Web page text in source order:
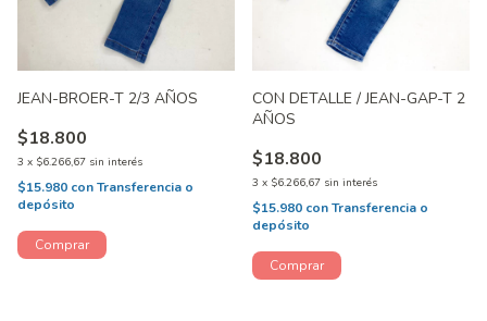
JEAN-BROER-T 2/3 AÑOS
$18.800
3 x $6.266,67 sin interés
$15.980 conTransferencia o
depósito
CON DETALLE / JEAN-GAP-T 2
AÑOS
$18.800
3 x $6.266,67 sin interés
$15.980 conTransferencia o
depósito